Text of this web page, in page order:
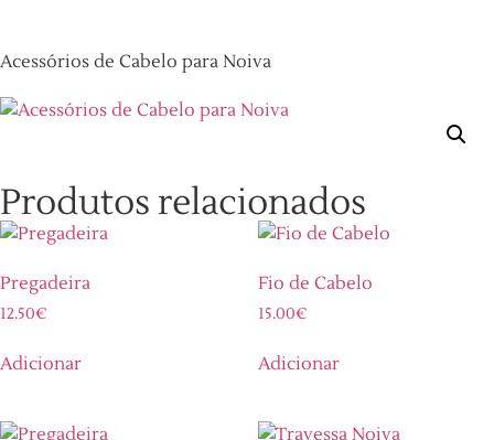
Acessórios de Cabelo para Noiva
Produtos relacionados
Pregadeira
12.50€
Adicionar
Fio de Cabelo
15.00€
Adicionar